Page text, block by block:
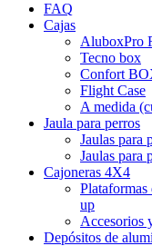
FAQ
Cajas
AluboxPro
Tecno box
Confort
Flight Case
A medida
Jaula para perros
Jaulas para
Jaulas para
Cajoneras 4X4
up
Accesorios
Depósitos de